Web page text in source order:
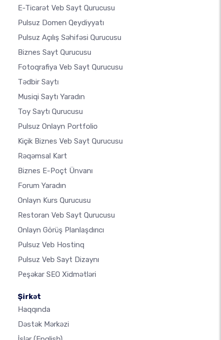
E-Ticarət Veb Sayt Qurucusu
Pulsuz Domen Qeydiyyatı
Pulsuz Açılış Səhifəsi Qurucusu
Biznes Sayt Qurucusu
Fotoqrafiya Veb Sayt Qurucusu
Tədbir Saytı
Musiqi Saytı Yaradın
Toy Saytı Qurucusu
Pulsuz Onlayn Portfolio
Kiçik Biznes Veb Sayt Qurucusu
Rəqəmsal Kart
Biznes E-Poçt Ünvanı
Forum Yaradın
Onlayn Kurs Qurucusu
Restoran Veb Sayt Qurucusu
Onlayn Görüş Planlaşdırıcı
Pulsuz Veb Hostinq
Pulsuz Veb Sayt Dizaynı
Peşəkar SEO Xidmətləri
Şirkət
Haqqında
Dəstək Mərkəzi